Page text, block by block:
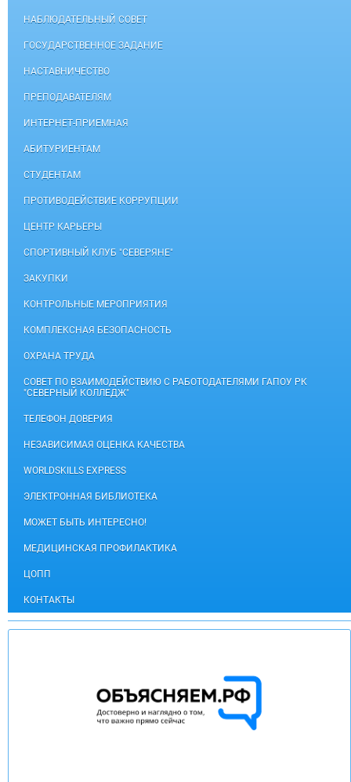
НАБЛЮДАТЕЛЬНЫЙ СОВЕТ
ГОСУДАРСТВЕННОЕ ЗАДАНИЕ
НАСТАВНИЧЕСТВО
ПРЕПОДАВАТЕЛЯМ
ИНТЕРНЕТ-ПРИЕМНАЯ
АБИТУРИЕНТАМ
СТУДЕНТАМ
ПРОТИВОДЕЙСТВИЕ КОРРУПЦИИ
ЦЕНТР КАРЬЕРЫ
СПОРТИВНЫЙ КЛУБ "СЕВЕРЯНЕ"
ЗАКУПКИ
КОНТРОЛЬНЫЕ МЕРОПРИЯТИЯ
КОМПЛЕКСНАЯ БЕЗОПАСНОСТЬ
ОХРАНА ТРУДА
СОВЕТ ПО ВЗАИМОДЕЙСТВИЮ С РАБОТОДАТЕЛЯМИ ГАПОУ РК
"СЕВЕРНЫЙ КОЛЛЕДЖ"
ТЕЛЕФОН ДОВЕРИЯ
НЕЗАВИСИМАЯ ОЦЕНКА КАЧЕСТВА
WORLDSKILLS EXPRESS
ЭЛЕКТРОННАЯ БИБЛИОТЕКА
МОЖЕТ БЫТЬ ИНТЕРЕСНО!
МЕДИЦИНСКАЯ ПРОФИЛАКТИКА
ЦОПП
КОНТАКТЫ